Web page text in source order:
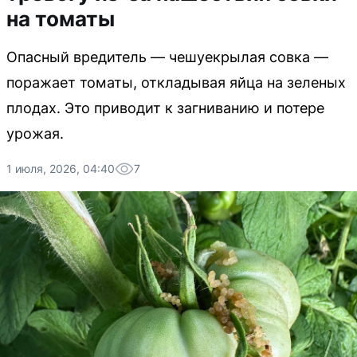
на томаты
Опасный вредитель — чешуекрылая совка —
поражает томаты, откладывая яйца на зеленых
плодах. Это приводит к загниванию и потере
урожая.
1 июля, 2026, 04:40 7